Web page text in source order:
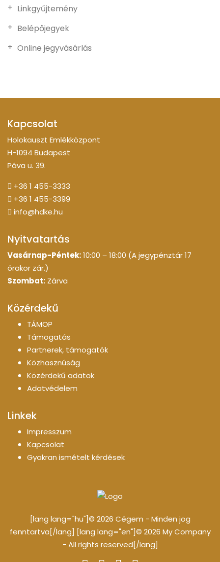
Linkgyűjtemény
Belépőjegyek
Online jegyvásárlás
Kapcsolat
Holokauszt Emlékközpont
H-1094 Budapest
Páva u. 39.
+36 1 455-3333
+36 1 455-3399
info@hdke.hu
Nyitvatartás
Vasárnap-Péntek:10:00 – 18:00 (A jegypénztár 17
órakor zár.)
Szombat: Zárva
Közérdekű
TÁMOP
Támogatás
Partnerek, támogatók
Közhasznúság
Közérdekű adatok
Adatvédelem
Linkek
Impresszum
Kapcsolat
Gyakran ismételt kérdések
[lang lang="hu"]© 2026 Cégem - Minden jog
fenntartva[/lang] [lang lang="en"]© 2026 My Company
- All rights reserved[/lang]